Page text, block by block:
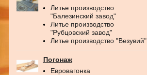
Литье производство
"Балезинский завод"
Литье производство
"Рубцовский завод"
Литье производство "Везувий"
Погонаж
Евровагонка